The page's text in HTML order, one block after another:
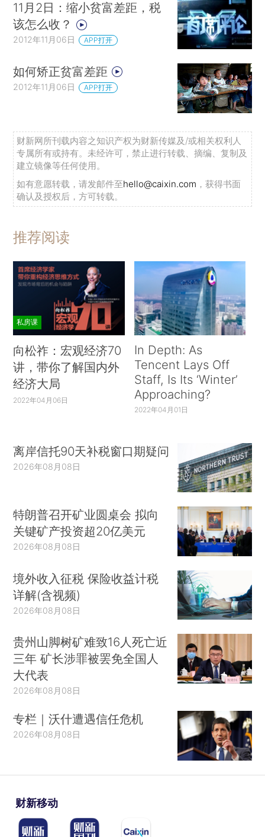
11月2日：缩小贫富差距，税
该怎么收？
2012年11月06日 APP打开
如何矫正贫富差距
2012年11月06日 APP打开
财新网所刊载内容之知识产权为财新传媒及/或相关权利人
专属所有或持有。未经许可，禁止进行转载、摘编、复制及
建立镜像等任何使用。
如有意愿转载，请发邮件至hello@caixin.com ，获得书面
确认及授权后，方可转载。
推荐阅读
私房课
向松祚：宏观经济70
讲，带你了解国内外
经济大局
2022年04月06日
In Depth: As
Tencent Lays Off
Staff, Is Its ‘Winter’
Approaching?
2022年04月01日
离岸信托90天补税窗口期疑问
2026年08月08日
特朗普召开矿业圆桌会 拟向
关键矿产投资超20亿美元
2026年08月08日
境外收入征税 保险收益计税
详解(含视频)
2026年08月08日
贵州山脚树矿难致16人死亡近
三年 矿长涉罪被罢免全国人
大代表
2026年08月08日
专栏｜沃什遭遇信任危机
2026年08月08日
财新移动